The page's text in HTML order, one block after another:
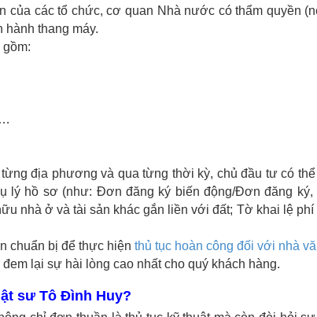
của các tổ chức, cơ quan Nhà nước có thẩm quyền
hành thang máy.
địa phương và qua từng thời kỳ, chủ đầu tư có
lý hồ sơ (như: Đơn đăng ký biến động/Đơn đăng ký,
nhà ở và tài sản khác gắn liền với đất; Tờ khai lệ
chuẩn bị để thực hiện thủ tục hoàn công đối với nhà
lại sự hài lòng cao nhất cho quý khách hàng.
sư Tô Đình Huy?